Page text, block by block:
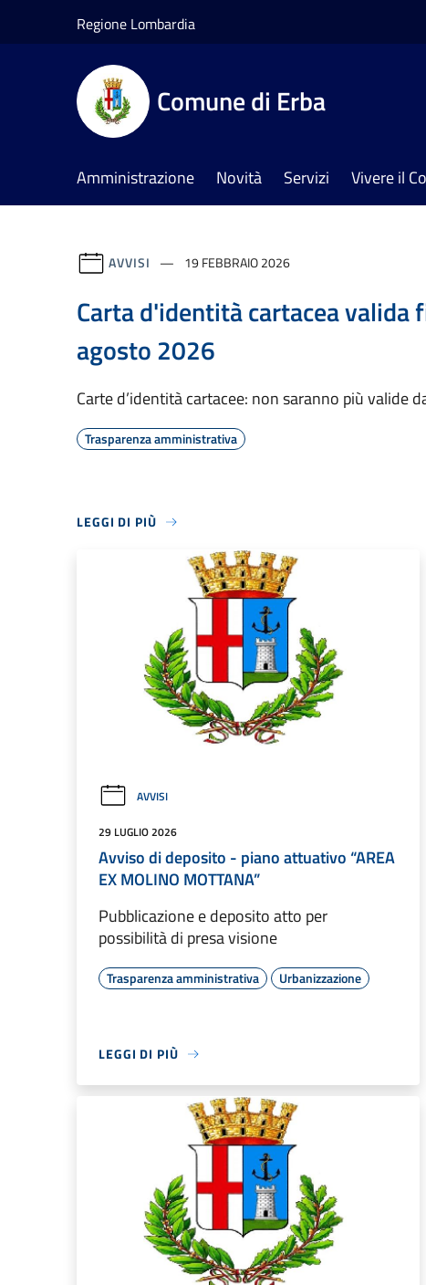
Regione Lombardia
Comune di Erba
Amministrazione Novità Servizi Vivere il
AVVISI 19 FEBBRAIO 2026
Carta d'identità cartacea valida
agosto 2026
Carte d’identità cartacee: non saranno più valide
Trasparenza amministrativa
LEGGI DI PIÙ
AVVISI
29 LUGLIO 2026
Avviso di deposito - piano attuativo “AREA
EX MOLINO MOTTANA”
Pubblicazione e deposito atto per
possibilità di presa visione
Trasparenza amministrativa Urbanizzazione
LEGGI DI PIÙ